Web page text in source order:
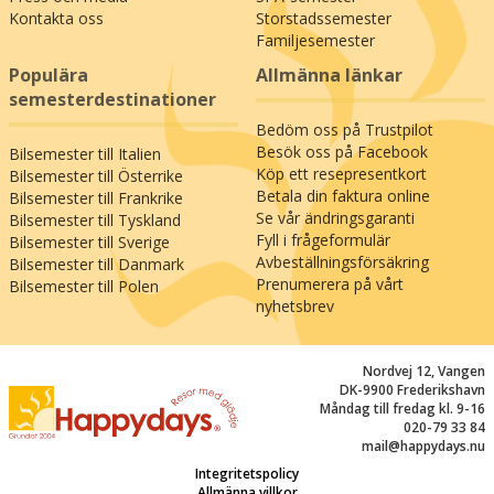
utgångspunkten för att utforska Alpernas stora
naturskatt och under sommaren öppnar
Gurgltal-regionen upp för en mängd
möjligheter: du kan vandra längs den historiska
Via Claudia Augusta, där stigarna tar dig med
genom frodiga skogar och blomstrande ängar,
medan bergen i horisonten ger känslan av att
vara ett med naturen. Cykelrutter slingrar sig
genom landskapet och bjuder på både
avkopplande turer och utmanande stigningar –
och för den som söker lite extra äventyr ligger
fritidsparken Hoch Imst (15 km) nära, där
aktiviteter för hela familjen väntar. Nassereith är
den perfekta oasen för att dra djupa andetag,
Här kan du låta dig hänföras av landskapets
skönhet och den äkta tyrolska gästfriheten
medan du skapar minnen för livet!
Kontakta oss
Storstadssemester
Familjesemester
Populära
semesterdestinationer
Bilsemester till Italien
Bilsemester till Österrike
Bilsemester till Frankrike
Bilsemester till Tyskland
Bilsemester till Sverige
Bilsemester till Danmark
Bilsemester till Polen
Allmänna länkar
Bedöm oss på Trustpilot
Besök oss på Facebook
Köp ett resepresentkort
Betala din faktura online
Se vår ändringsgaranti
Fyll i frågeformulär
Avbeställningsförsäkring
Prenumerera på vårt
nyhetsbrev
Nordvej 12, Vangen
DK-9900 Frederikshavn
Måndag till fredag kl. 9-16
020-79 33 84
mail@happydays.nu
Integritetspolicy